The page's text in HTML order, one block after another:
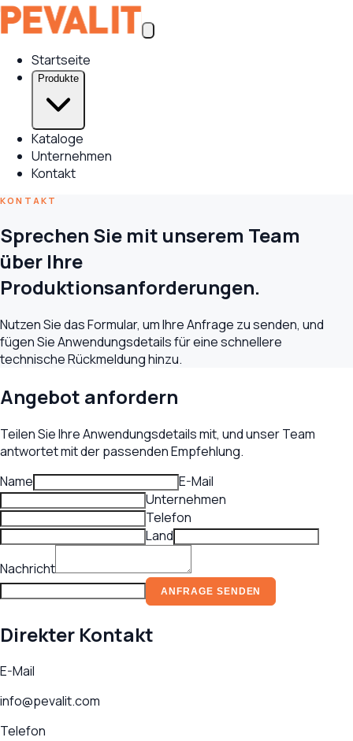
Startseite
Produkte
Kataloge
Unternehmen
Kontakt
KONTAKT
Sprechen Sie mit unserem Team
über Ihre
Produktionsanforderungen.
Nutzen Sie das Formular, um Ihre Anfrage zu senden, und
fügen Sie Anwendungsdetails für eine schnellere
technische Rückmeldung hinzu.
Angebot anfordern
Teilen Sie Ihre Anwendungsdetails mit, und unser Team
antwortet mit der passenden Empfehlung.
Name
E-Mail
Unternehmen
Telefon
Land
Nachricht
ANFRAGE SENDEN
Direkter Kontakt
E-Mail
info@pevalit.com
Telefon